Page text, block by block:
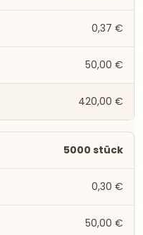
0,37 €
50,00 €
420,00 €
5000 stück
0,30 €
50,00 €